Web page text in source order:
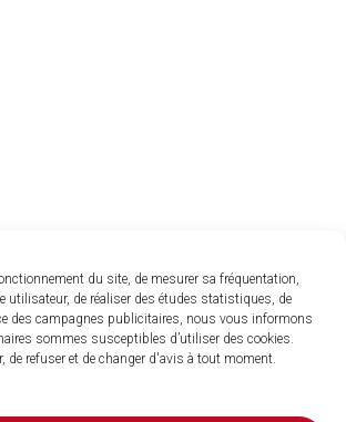
du site, de mesurer sa fréquentation,
utilisateur, de réaliser des études statistiques, de
des campagnes publicitaires, nous vous informons
sommes susceptibles d’utiliser des cookies.
de refuser et de changer d'avis à tout moment.